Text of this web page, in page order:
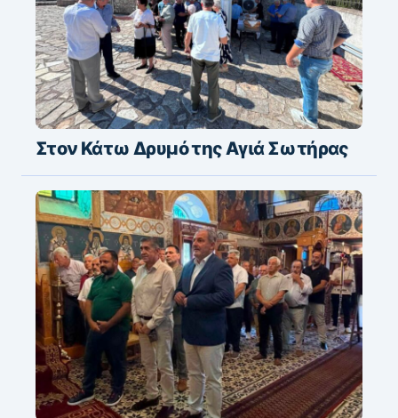
Στον Κάτω Δρυμό της Αγιά Σωτήρας